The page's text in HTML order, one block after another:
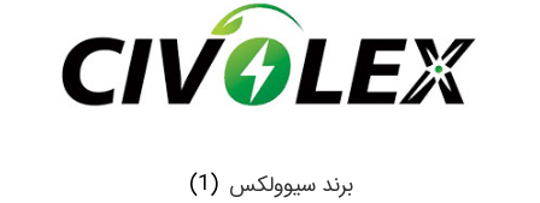
برند سیوولکس (1)